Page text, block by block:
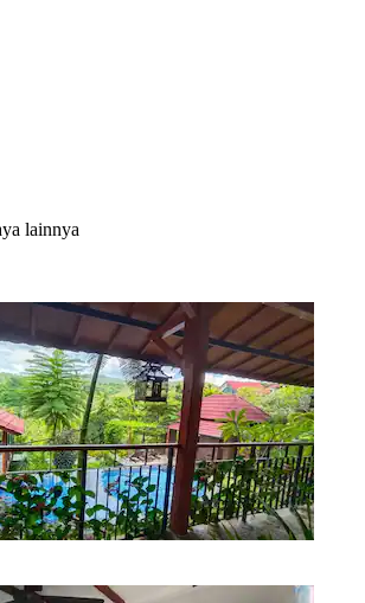
lainnya